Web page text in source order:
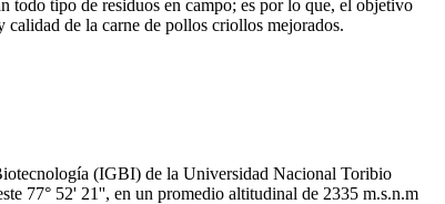
todo tipo de residuos en campo; es por lo que, el objetivo
de la carne de pollos criollos mejorados.
(IGBI) de la Universidad Nacional Toribio
77° 52' 21'', en un promedio altitudinal de 2335 m.s.n.m